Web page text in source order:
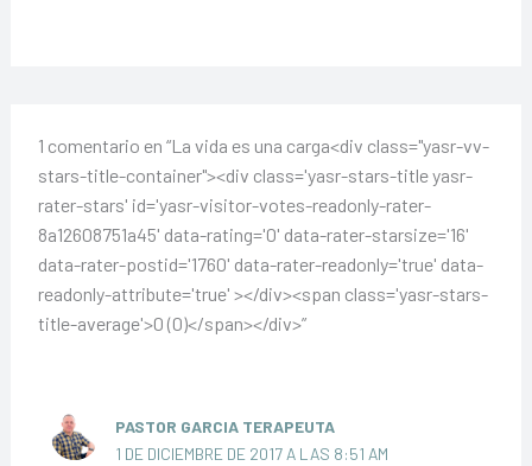
1 comentario en “La vida es una carga<div class="yasr-vv-
stars-title-container"><div class='yasr-stars-title yasr-
rater-stars' id='yasr-visitor-votes-readonly-rater-
8a12608751a45' data-rating='0' data-rater-starsize='16'
data-rater-postid='1760' data-rater-readonly='true' data-
readonly-attribute='true' ></div><span class='yasr-stars-
title-average'>0 (0)</span></div>”
PASTOR GARCIA TERAPEUTA
1 DE DICIEMBRE DE 2017 A LAS 8:51 AM